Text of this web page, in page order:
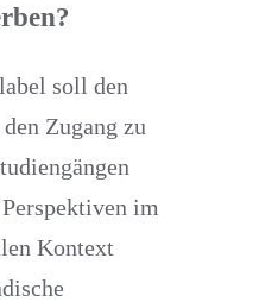
soll den
Zugang zu
im
Kontext